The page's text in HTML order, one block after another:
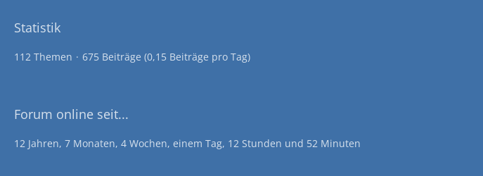
Statistik
112 Themen 675 Beiträge (0,15 Beiträge pro Tag)
Forum online seit...
12 Jahren, 7 Monaten, 4 Wochen, einem Tag, 12 Stunden und 52 Minuten